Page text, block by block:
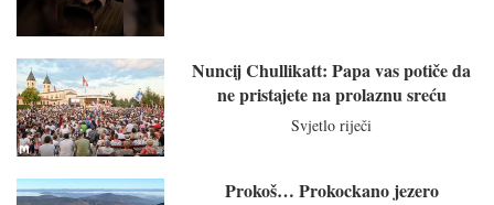
Nuncij Chullikatt: Papa vas potiče da
ne pristajete na prolaznu sreću
Svjetlo riječi
Prokoš… Prokockano jezero